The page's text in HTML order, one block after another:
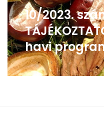
10/2023.
havi